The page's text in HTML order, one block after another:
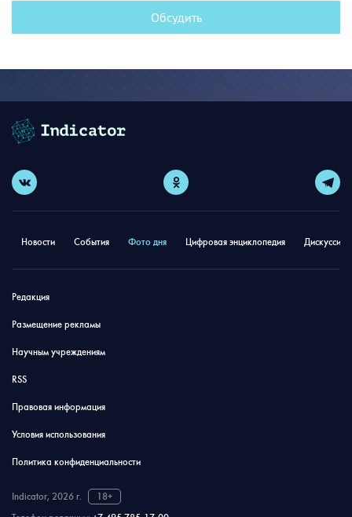
Обсудить
Новости События Фото дня Цифровая энциклопедия
Редакция
Размещение рекламы
Научным учреждениям
RSS
Правовая информация
Условия использования
Политика конфиденциальности
Indicator, 2026 г.
18+